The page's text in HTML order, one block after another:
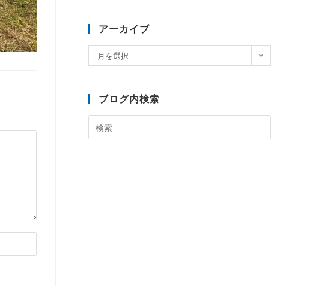
アーカイブ
月を選択
ブログ内検索